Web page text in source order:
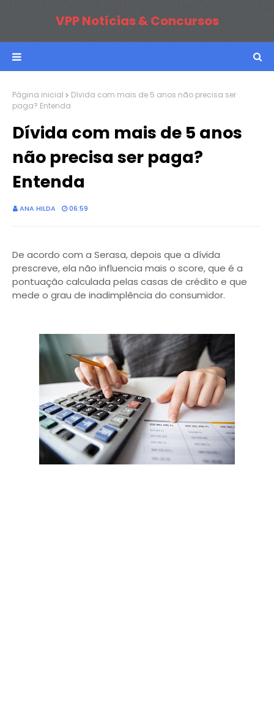
VPP Notícias & Concursos
Página inicial
Dívida com mais de 5 anos não precisa ser
paga? Entenda
Dívida com mais de 5 anos
não precisa ser paga?
Entenda
ANA HILDA 06:59
De acordo com a Serasa, depois que a dívida
prescreve, ela não influencia mais o score, que é a
pontuação calculada pelas casas de crédito e que
mede o grau de inadimplência do consumidor.